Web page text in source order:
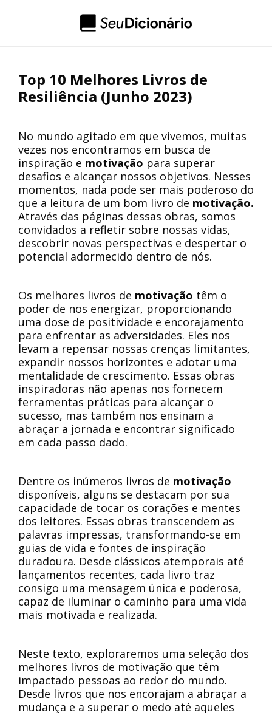
Top 10 Melhores Livros de
Resiliência (Junho 2023)
No mundo agitado em que vivemos, muitas
vezes nos encontramos em busca de
inspiração e motivação para superar
desafios e alcançar nossos objetivos. Nesses
momentos, nada pode ser mais poderoso do
que a leitura de um bom livro de motivação.
Através das páginas dessas obras, somos
convidados a refletir sobre nossas vidas,
descobrir novas perspectivas e despertar o
potencial adormecido dentro de nós.
Os melhores livros de motivação têm o
poder de nos energizar, proporcionando
uma dose de positividade e encorajamento
para enfrentar as adversidades. Eles nos
levam a repensar nossas crenças limitantes,
expandir nossos horizontes e adotar uma
mentalidade de crescimento. Essas obras
inspiradoras não apenas nos fornecem
ferramentas práticas para alcançar o
sucesso, mas também nos ensinam a
abraçar a jornada e encontrar significado
em cada passo dado.
Dentre os inúmeros livros de motivação
disponíveis, alguns se destacam por sua
capacidade de tocar os corações e mentes
dos leitores. Essas obras transcendem as
palavras impressas, transformando-se em
guias de vida e fontes de inspiração
duradoura. Desde clássicos atemporais até
lançamentos recentes, cada livro traz
consigo uma mensagem única e poderosa,
capaz de iluminar o caminho para uma vida
mais motivada e realizada.
Neste texto, exploraremos uma seleção dos
melhores livros de motivação que têm
impactado pessoas ao redor do mundo.
Desde livros que nos encorajam a abraçar a
mudança e a superar o medo até aqueles